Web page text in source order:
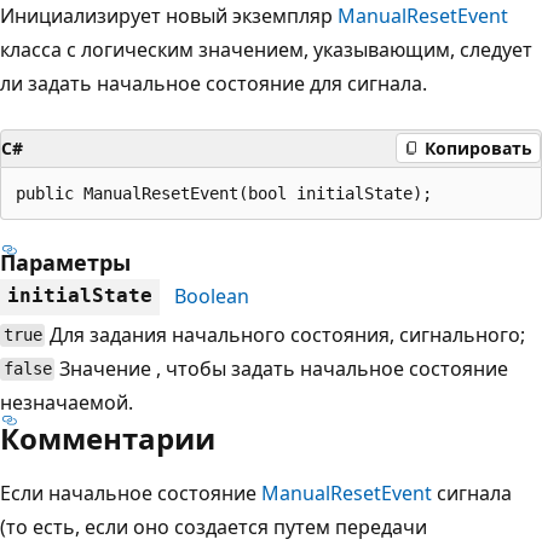
Инициализирует новый экземпляр ManualResetEvent
класса с логическим значением, указывающим, следует
ли задать начальное состояние для сигнала.
C# Копировать
public ManualResetEvent(bool initialState);
Параметры
initialState Boolean
true Для задания начального состояния, сигнального;
false Значение , чтобы задать начальное состояние
незначаемой.
Комментарии
Если начальное состояние ManualResetEventсигнала
(то есть, если оно создается путем передачи